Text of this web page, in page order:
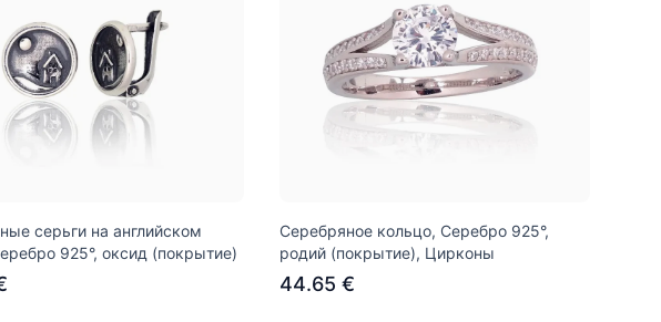
серьги на английском
925°, оксид (покрытие)
Серебряное кольцо, Серебро 925°,
родий (покрытие), Цирконы
44.65 €